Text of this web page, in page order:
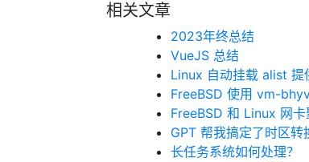
相关文章
2023年终总结
VueJS 总结
Linux 自动挂载 alist
FreeBSD 使用 vm-
FreeBSD 和 Linux 网
GPT 帮我搞定了时区转
长任务系统如何处理？